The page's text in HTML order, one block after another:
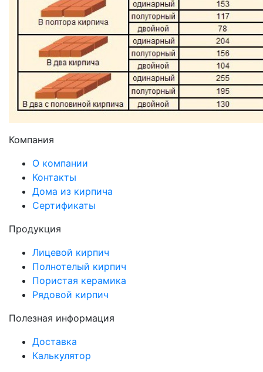
Компания
О компании
Контакты
Дома из кирпича
Сертификаты
Продукция
Лицевой кирпич
Полнотелый кирпич
Пористая керамика
Рядовой кирпич
Полезная информация
Доставка
Калькулятор